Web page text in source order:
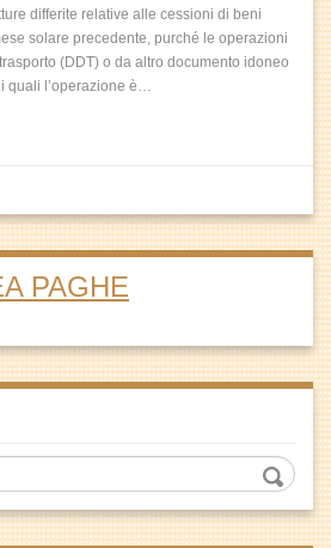
differite relative alle cessioni di beni
solare precedente, purché le operazioni
(DDT) o da altro documento idoneo
quali l’operazione è…
PAGHE